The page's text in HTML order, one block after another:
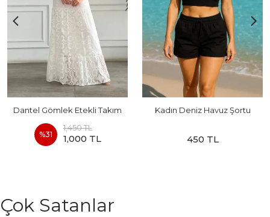
Dantel Gömlek Etekli Takım
%31
1,450 TL
1,000 TL
Kadın Deniz Havuz Şortu
450 TL
Çok Satanlar